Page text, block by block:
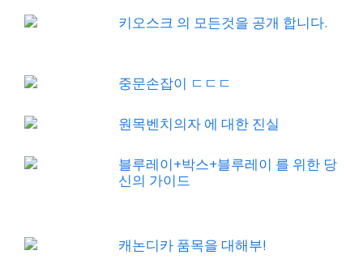
키오스크 의 모든것을 공개 합니다.
중문손잡이 ㄷㄷㄷ
원목벤치의자 에 대한 진실
블루레이+박스+블루레이 를 위한 당
신의 가이드
캐논디카 품목을 대해부!